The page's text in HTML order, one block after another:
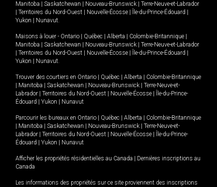
Manitoba
Saskatchewan Nouveau-Brunswick
Terre-Neuve-et-Labrador
Territoires du Nord-Ouest Nouvelle-Écosse Île-du-Prince-Édouard
Yukon
Nunavut.
Maisons à louer - Ontario Québec Alberta Colombie-Britannique
Manitoba
Saskatchewan Nouveau-Brunswick
Terre-Neuve-et-Labrador
Territoires du Nord-Ouest Nouvelle-Écosse Île-du-Prince-Édouard
Yukon
Nunavut.
Trouver des courtiers en Ontario Québec Alberta
Colombie-Britannique
Manitoba Saskatchewan Nouveau-Brunswick
Terre-Neuve-et-
Labrador
Territoires du Nord-Ouest Nouvelle-Écosse
Île-du-Prince-
Édouard
Yukon Nunavut
Parcourir les bureaux en Ontario Québec Alberta
Colombie-Britannique
Manitoba Saskatchewan Nouveau-Brunswick
Terre-Neuve-et-
Labrador
Territoires du Nord-Ouest Nouvelle-Écosse
Île-du-Prince-
Édouard
Yukon Nunavut
Afficher les propriétés résidentielles au Canada
Dernières inscriptions au
Canada
Les informations des propriétés sur ce site proviennent des inscriptions